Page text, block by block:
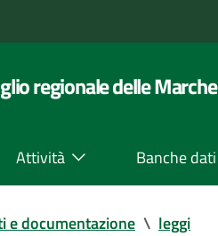
regionale delle Marche
Attività Banche dati
e documentazione \ leggi